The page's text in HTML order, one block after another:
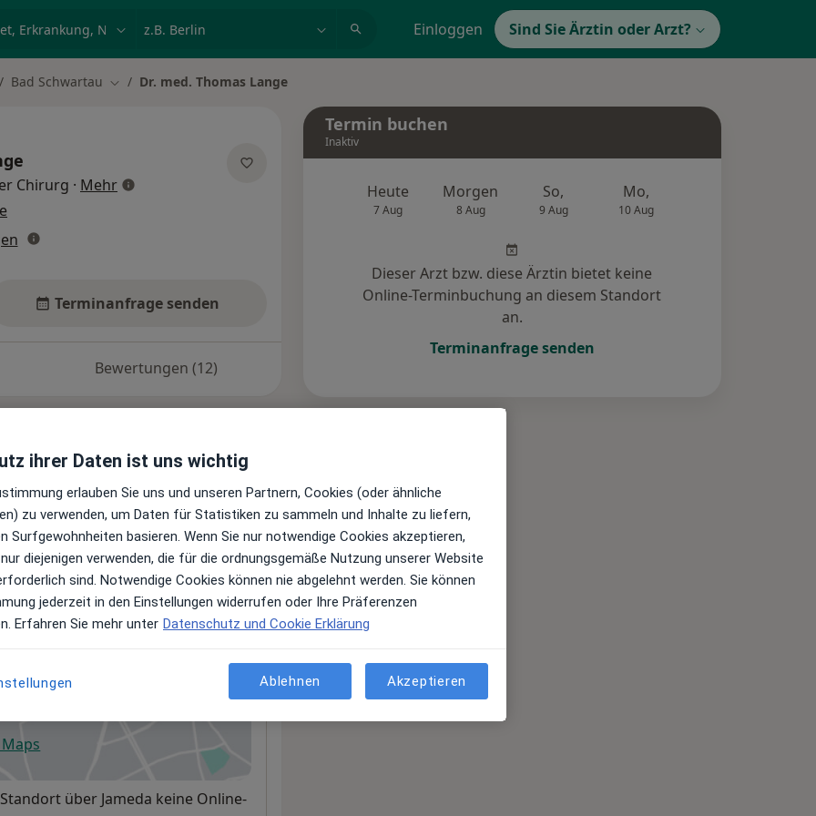
Einloggen Sind Sie Ärztin oder Arzt?
ändern
Bad Schwartau Stadt ändern
Dr. med. Thomas Lange
Chirurg · Mehrüber Spezialisierungen
Terminanfrage senden
Bewertungen (12)
und Kosten
über Leistungen
Holger Giritsch
in einer neuen Registerkarte
über Jameda keine Online-
Termin buchen
Inaktiv
Heute
7 Aug
Morgen
8 Aug
So,
9 Aug
Mo,
10 Aug
Dieser Arzt bzw. diese Ärztin bietet keine
Online-Terminbuchung an diesem Standort
an.
Terminanfrage senden
ihrer Daten ist uns wichtig
erlauben Sie uns und unseren Partnern, Cookies (oder ähnliche
zu verwenden, um Daten für Statistiken zu sammeln und Inhalte zu liefern,
Surfgewohnheiten basieren. Wenn Sie nur notwendige Cookies akzeptieren,
diejenigen verwenden, die für die ordnungsgemäße Nutzung unserer Website
sind. Notwendige Cookies können nie abgelehnt werden. Sie können
jederzeit in den Einstellungen widerrufen oder Ihre Präferenzen
Erfahren Sie mehr unter Datenschutz und Cookie Erklärung
Ablehnen Akzeptieren